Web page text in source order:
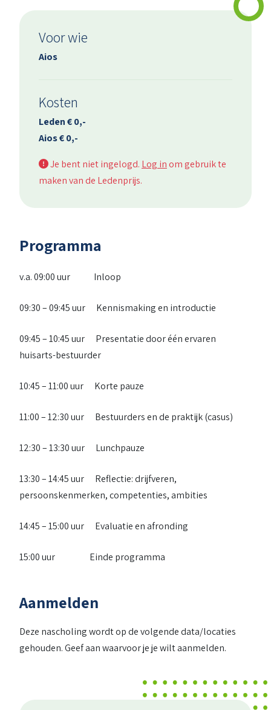
Voor wie
Aios
Kosten
Leden € 0,-
Aios € 0,-
Je bent niet ingelogd. Log inom gebruik te
maken van de Ledenprijs.
Programma
v.a. 09:00 uur Inloop
09:30 – 09:45 uur Kennismaking en introductie
09:45 – 10:45 uur Presentatie door één ervaren
huisarts-bestuurder
10:45 – 11:00 uur Korte pauze
11:00 – 12:30 uur Bestuurders en de praktijk (casus)
12:30 – 13:30 uur Lunchpauze
13:30 – 14:45 uur Reflectie: drijfveren,
persoonskenmerken, competenties, ambities
14:45 – 15:00 uur Evaluatie en afronding
15:00 uur Einde programma
Aanmelden
Deze nascholing wordt op de volgende data/locaties
gehouden. Geef aan waarvoor je je wilt aanmelden.